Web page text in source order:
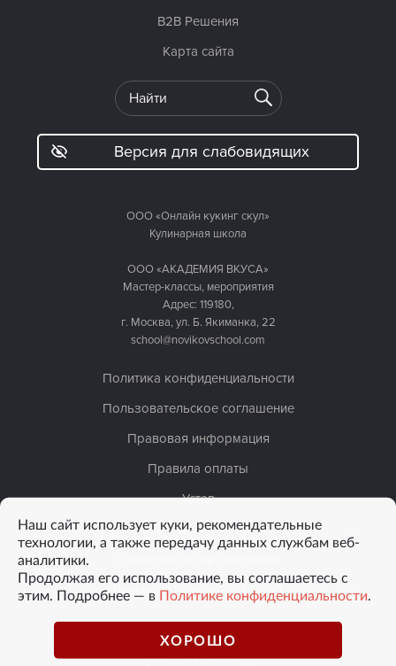
ООО «Онлайн кукинг скул»
Кулинарная школа
ООО «АКАДЕМИЯ ВКУСА»
Мастер-классы, мероприятия
Адрес: 119180,
г. Москва, ул. Б. Якиманка, 22
school@novikovschool.com
Политика конфиденциальности
Пользовательское соглашение
Правовая информация
Правила оплаты
Устав
Лицензия
Данные о результатах СОУТ
B2B Решения
Карта сайта
Версия для слабовидящих
Наш сайт использует куки, рекомендательные
технологии, а также передачу данных службам веб-
аналитики.
Продолжая его использование, вы соглашаетесь с
этим. Подробнее — в Политике конфиденциальности.
ХОРОШО